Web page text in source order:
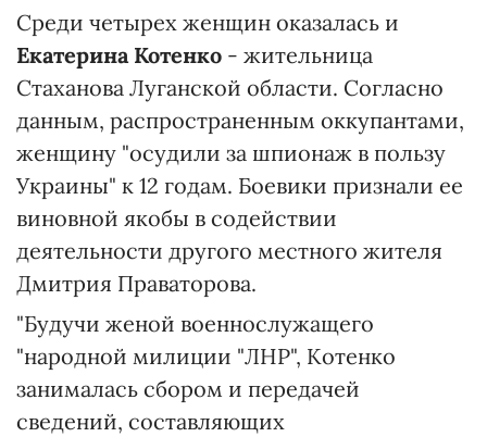
Среди четырех женщин оказалась и
Екатерина Котенко - жительница
Стаханова Луганской области. Согласно
данным, распространенным оккупантами,
женщину "осудили за шпионаж в пользу
Украины" к 12 годам. Боевики признали ее
виновной якобы в содействии
деятельности другого местного жителя
Дмитрия Праваторова.
"Будучи женой военнослужащего
"народной милиции "ЛНР", Котенко
занималась сбором и передачей
сведений, составляющих